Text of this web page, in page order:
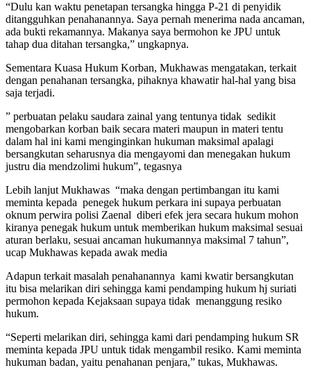
“Dulu kan waktu penetapan tersangka hingga P-21 di penyidik
ditangguhkan penahanannya. Saya pernah menerima nada ancaman,
ada bukti rekamannya. Makanya saya bermohon ke JPU untuk
tahap dua ditahan tersangka,” ungkapnya.
Sementara Kuasa Hukum Korban, Mukhawas mengatakan, terkait
dengan penahanan tersangka, pihaknya khawatir hal-hal yang bisa
saja terjadi.
” perbuatan pelaku saudara zainal yang tentunya tidak sedikit
mengobarkan korban baik secara materi maupun in materi tentu
dalam hal ini kami menginginkan hukuman maksimal apalagi
bersangkutan seharusnya dia mengayomi dan menegakan hukum
justru dia mendzolimi hukum”, tegasnya
Lebih lanjut Mukhawas “maka dengan pertimbangan itu kami
meminta kepada penegek hukum perkara ini supaya perbuatan
oknum perwira polisi Zaenal diberi efek jera secara hukum mohon
kiranya penegak hukum untuk memberikan hukum maksimal sesuai
aturan berlaku, sesuai ancaman hukumannya maksimal 7 tahun”,
ucap Mukhawas kepada awak media
Adapun terkait masalah penahanannya kami kwatir bersangkutan
itu bisa melarikan diri sehingga kami pendamping hukum hj suriati
permohon kepada Kejaksaan supaya tidak menanggung resiko
hukum.
“Seperti melarikan diri, sehingga kami dari pendamping hukum SR
meminta kepada JPU untuk tidak mengambil resiko. Kami meminta
hukuman badan, yaitu penahanan penjara,” tukas, Mukhawas.